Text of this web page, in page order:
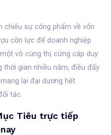
chiếu sự cống phẩm về vốn
cồn lực để doanh nghiệp
vô cùng thị cứng cáp duy
gian nhiều năm, điều đấy
lại đại dương hết
tác.
Tiêu trực tiếp